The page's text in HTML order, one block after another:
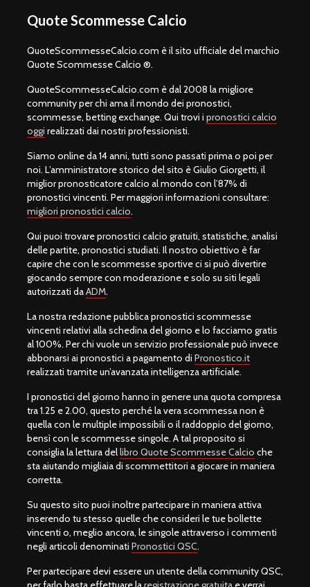
Quote Scommesse Calcio
QuoteScommesseCalcio.com è il sito ufficiale del marchio
Quote Scommesse Calcio ®.
QuoteScommesseCalcio.com è dal 2008 la migliore
community per chi ama il mondo dei pronostici,
scommesse, betting exchange. Qui trovi i pronostici calcio
oggi realizzati dai nostri professionisti.
Siamo online da 14 anni, tutti sono passati prima o poi per
noi. L’amministratore storico del sito è Giulio Giorgetti, il
miglior pronosticatore calcio al mondo con l’87% di
pronostici vincenti. Per maggiori informazioni consultare:
migliori pronostici calcio.
Qui puoi trovare pronostici calcio gratuiti, statistiche, analisi
delle partite, pronostici studiati. Il nostro obiettivo è far
capire che con le scommesse sportive ci si può divertire
giocando sempre con moderazione e solo su siti legali
autorizzati daADM.
La nostra redazione pubblica pronostici scommesse
vincenti relativi alla schedina del giorno e lo facciamo gratis
al 100%. Per chi vuole un servizio professionale può invece
abbonarsi ai pronostici a pagamento di Pronostico.it
realizzati tramite un’avanzata intelligenza artificiale.
I pronostici del giorno hanno in genere una quota compresa
tra 1.25 e 2.00, questo perché la vera scommessa non è
quella con le multiple impossibili o il raddoppio del giorno,
bensì con le scommesse singole. A tal proposito si
consiglia la lettura dellibro Quote Scommesse Calcio che
sta aiutando migliaia di scommettitori a giocare in maniera
corretta.
Su questo sito puoi inoltre partecipare in maniera attiva
inserendo tu stesso quelle che consideri le tue bollette
vincenti o, meglio ancora, le singole attraverso i commenti
negli articoli denominati Pronostici QSC.
Per partecipare devi essere un utente della community QSC,